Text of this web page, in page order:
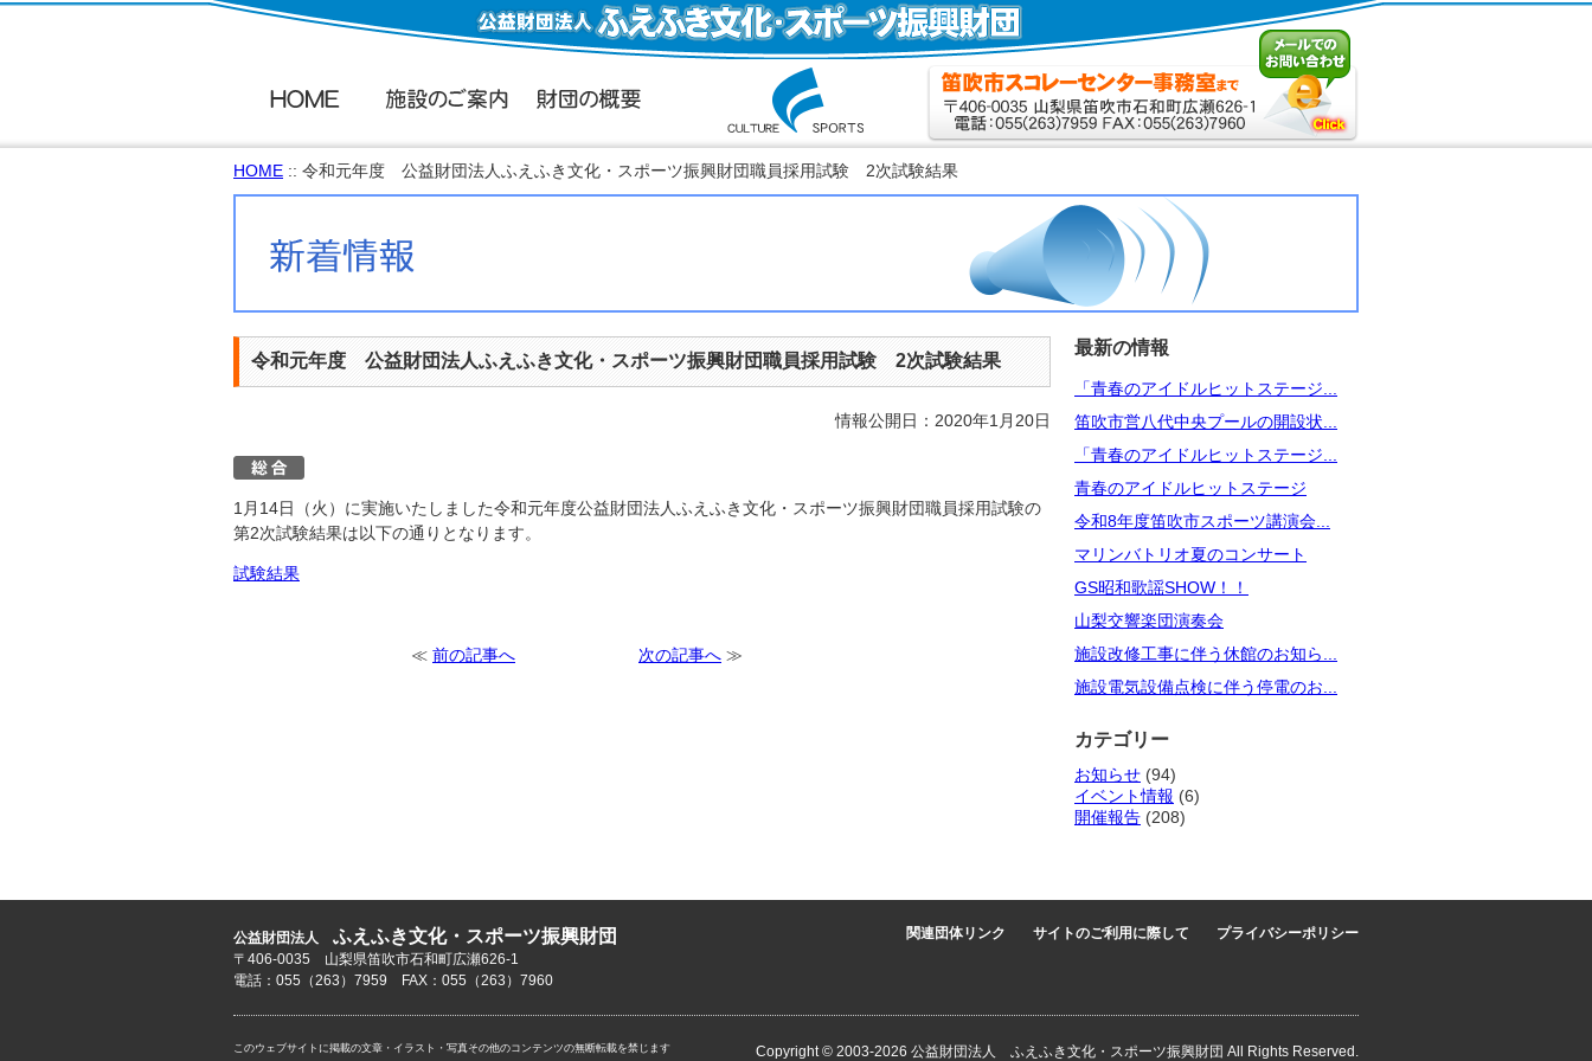
HOME :: 令和元年度 公益財団法人ふえふき文化・スポーツ振興財団職員採用試験 2次試験結果
令和元年度 公益財団法人ふえふき文化・スポーツ振興財団職員採用試験 2次試験結果
情報公開日：2020年1月20日
1月14日（火）に実施いたしました令和元年度公益財団法人ふえふき文化・スポーツ振興財団職員採用試験の
第2次試験結果は以下の通りとなります。
試験結果
≪ 前の記事へ 次の記事へ ≫
最新の情報
「青春のアイドルヒットステージ...
笛吹市営八代中央プールの開設状...
「青春のアイドルヒットステージ...
青春のアイドルヒットステージ
令和8年度笛吹市スポーツ講演会...
マリンバトリオ夏のコンサート
GS昭和歌謡SHOW！！
山梨交響楽団演奏会
施設改修工事に伴う休館のお知ら...
施設電気設備点検に伴う停電のお...
カテゴリー
お知らせ (94)
イベント情報 (6)
開催報告 (208)
公益財団法人 ふえふき文化・スポーツ振興財団
〒406-0035 山梨県笛吹市石和町広瀬626-1
電話：055（263）7959 FAX：055（263）7960
関連団体リンク サイトのご利用に際して プライバシーポリシー
このウェブサイトに掲載の文章・イラスト・写真その他のコンテンツの無断転載を禁じます Copyright © 2003-2026 公益財団法人 ふえふき文化・スポーツ振興財団 All Rights Reserved.